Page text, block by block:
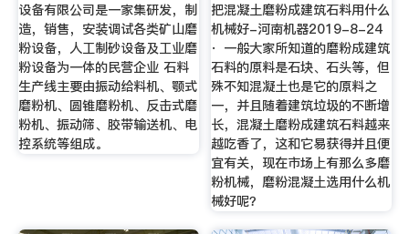
设备有限公司是一家集研发，制
造，销售，安装调试各类矿山磨
粉设备，人工制砂设备及工业磨
粉设备为一体的民营企业 石料
生产线主要由振动给料机、颚式
磨粉机、圆锥磨粉机、反击式磨
粉机、振动筛、胶带输送机、电
控系统等组成。
把混凝土磨粉成建筑石料用什么
机械好-河南机器2019-8-24
· 一般大家所知道的磨粉成建筑
石料的原料是石块、石头等，但
殊不知混凝土也是它的原料之
一，并且随着建筑垃圾的不断增
长，混凝土磨粉成建筑石料越来
越吃香了，这和它易获得并且便
宜有关，现在市场上有那么多磨
粉机械，磨粉混凝土选用什么机
械好呢？